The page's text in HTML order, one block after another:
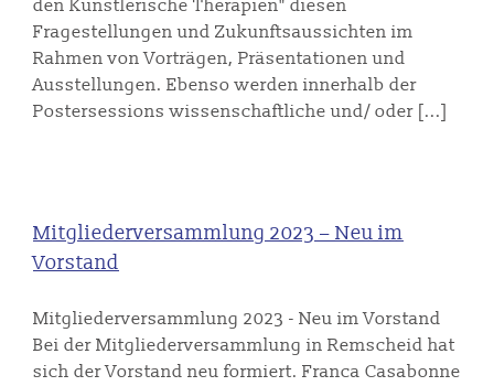
den Künstlerische Therapien" diesen
Fragestellungen und Zukunftsaussichten im
Rahmen von Vorträgen, Präsentationen und
Ausstellungen. Ebenso werden innerhalb der
Postersessions wissenschaftliche und/ oder [...]
Mitgliederversammlung 2023 – Neu im
Vorstand
Mitgliederversammlung 2023 - Neu im Vorstand
Bei der Mitgliederversammlung in Remscheid hat
sich der Vorstand neu formiert. Franca Casabonne